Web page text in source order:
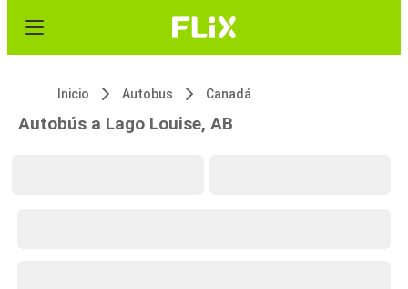
Inicio Autobus Canadá
Autobús a Lago Louise, AB